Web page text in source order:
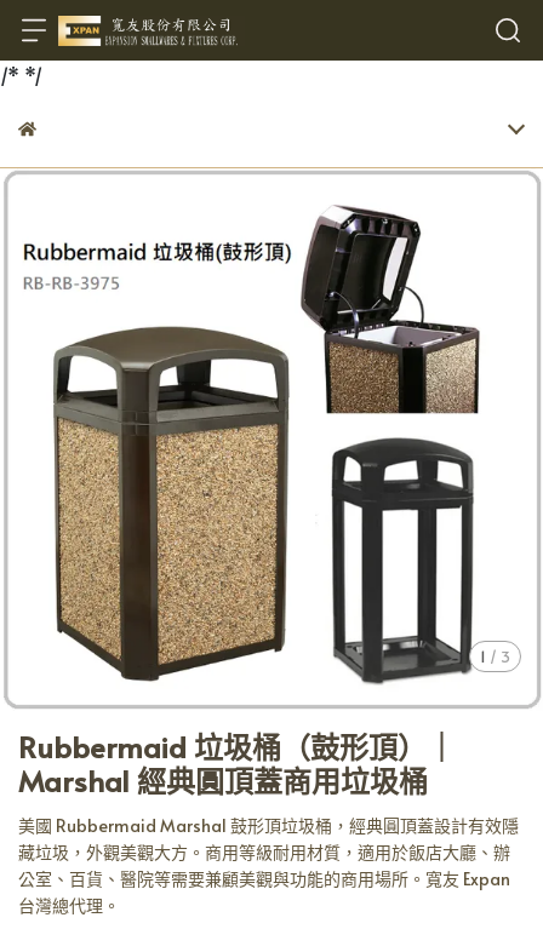
/* */
1 / 3
Rubbermaid 垃圾桶（鼓形頂）｜
Marshal 經典圓頂蓋商用垃圾桶
美國 Rubbermaid Marshal 鼓形頂垃圾桶，經典圓頂蓋設計有效隱
藏垃圾，外觀美觀大方。商用等級耐用材質，適用於飯店大廳、辦
公室、百貨、醫院等需要兼顧美觀與功能的商用場所。寬友 Expan
台灣總代理。